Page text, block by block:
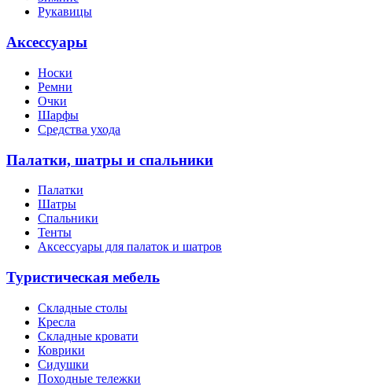
Рукавицы
Аксессуары
Носки
Ремни
Очки
Шарфы
Средства ухода
Палатки, шатры и спальники
Палатки
Шатры
Спальники
Тенты
Аксессуары для палаток и шатров
Туристическая мебель
Складные столы
Кресла
Складные кровати
Коврики
Сидушки
Походные тележки